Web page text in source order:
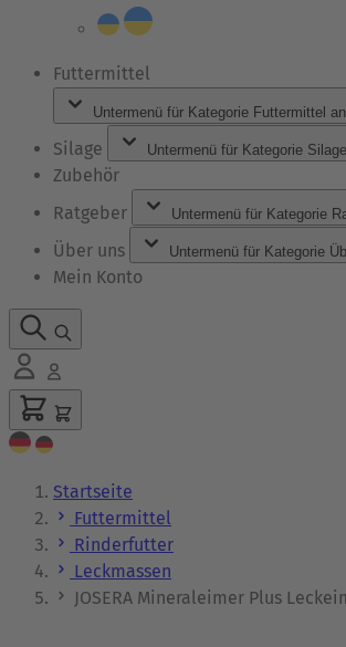
Futtermittel
Untermenü für Kategorie Futtermittel
Silage Untermenü für Kategorie
Zubehör
Ratgeber
Untermenü für Kategorie
Über uns Untermenü für Kategorie
Mein Konto
Startseite
Futtermittel
Rinderfutter
Leckmassen
JOSERA Mineraleimer Plus